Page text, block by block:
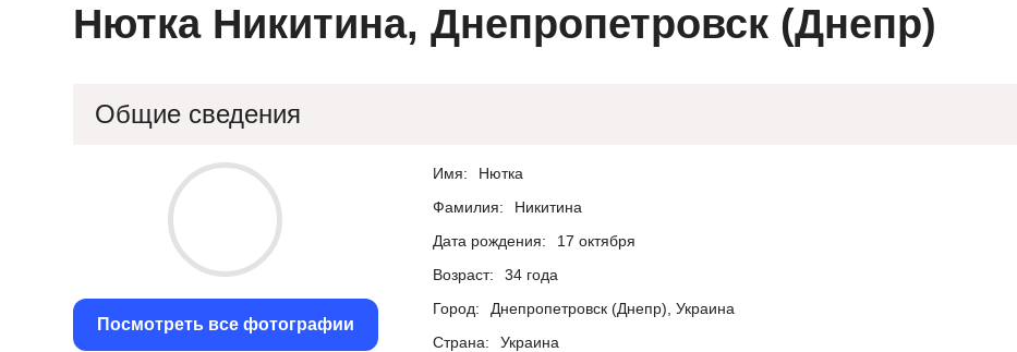
Нютка Никитина, Днепропетровск (Днепр)
Общие сведения
Посмотреть все фотографии
Имя:
Нютка
Фамилия:
Никитина
Дата рождения:
17 октября
Возраст:
34 года
Город:
Днепропетровск (Днепр), Украина
Страна:
Украина